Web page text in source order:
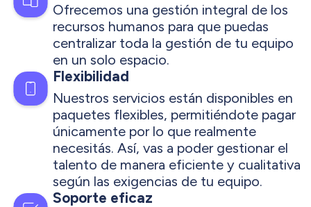
Ofrecemos una gestión integral de los
recursos humanos para que puedas
centralizar toda la gestión de tu equipo
en un solo espacio.
Flexibilidad
Nuestros servicios están disponibles en
paquetes flexibles, permitiéndote pagar
únicamente por lo que realmente
necesitás. Así, vas a poder gestionar el
talento de manera eficiente y cualitativa
según las exigencias de tu equipo.
Soporte eficaz